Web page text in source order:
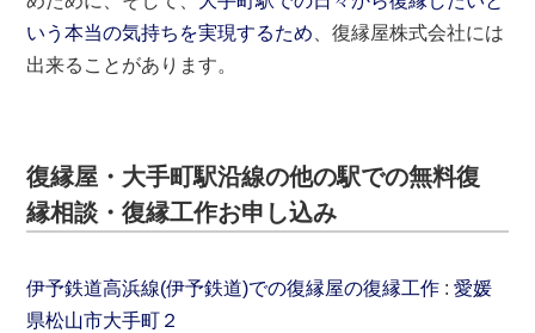
いう本当の気持ちを実現するため 、復縁屋株式会社には
出来ることがあります。
復縁屋・大手町駅沿線の他の駅での無料復
縁相談・復縁工作お申し込み
伊予鉄道高浜線(伊予鉄道)での復縁屋の復縁工作 :愛媛
県松山市大手町２